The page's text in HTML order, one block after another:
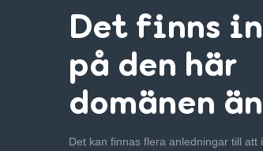
Det finns
på den här
domänen än
Det kan finnas flera anledningar till att